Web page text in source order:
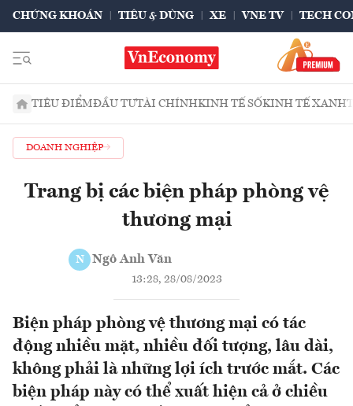
CHỨNG KHOÁN TIÊU & DÙNG XE VNE TV TECH
TIÊU ĐIỂMĐẦU TƯTÀI CHÍNHKINH TẾ SỐKINH TẾ XANH
DOANH NGHIỆP
Trang bị các biện pháp phòng vệ
thương mại
N Ngô Anh Văn
13:28, 28/08/2023
Biện pháp phòng vệ thương mại có tác
động nhiều mặt, nhiều đối tượng, lâu dài,
không phải là những lợi ích trước mắt. Các
biện pháp này có thể xuất hiện cả ở chiều